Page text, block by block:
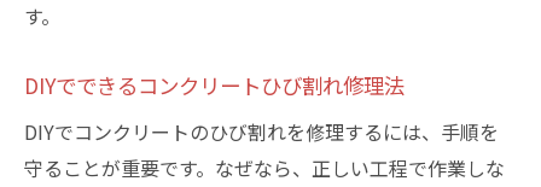
す。
DIYでできるコンクリートひび割れ修理法
DIYでコンクリートのひび割れを修理するには、手順を
守ることが重要です。なぜなら、正しい工程で作業しな